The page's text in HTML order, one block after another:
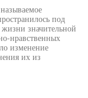
под
значительной
нравственных
изменение
их из